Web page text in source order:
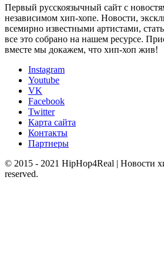
Первый русскоязычный сайт с
независимом хип-хопе. Новости,
всемирно известными артистами,
все это собрано на нашем ресурсе.
вместе мы докажем, что хип-хоп жив!
Instagram
Youtube
VK
Facebook
Twitter
Карта сайта
Контакты
Партнеры
© 2015 - 2021 HipHop4Real | Новости
reserved.